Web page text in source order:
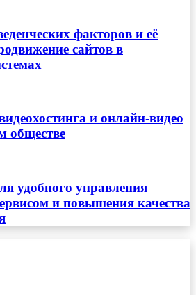
факторов и её
сайтов в
и онлайн-видео
обществе
удобного управления
и повышения качества